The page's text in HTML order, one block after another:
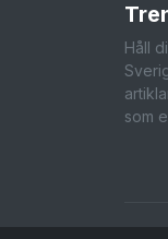
Håll
som